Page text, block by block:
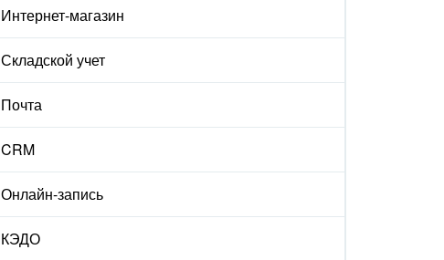
Интернет-магазин
Складской учет
Почта
CRM
Онлайн-запись
КЭДО